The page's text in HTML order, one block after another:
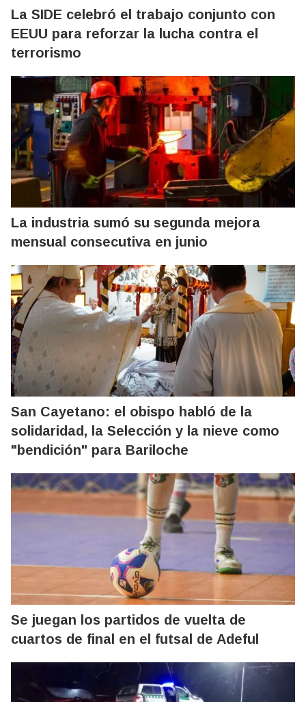
La SIDE celebró el trabajo conjunto con
EEUU para reforzar la lucha contra el
terrorismo
La industria sumó su segunda mejora
mensual consecutiva en junio
San Cayetano: el obispo habló de la
solidaridad, la Selección y la nieve como
"bendición" para Bariloche
Se juegan los partidos de vuelta de
cuartos de final en el futsal de Adeful